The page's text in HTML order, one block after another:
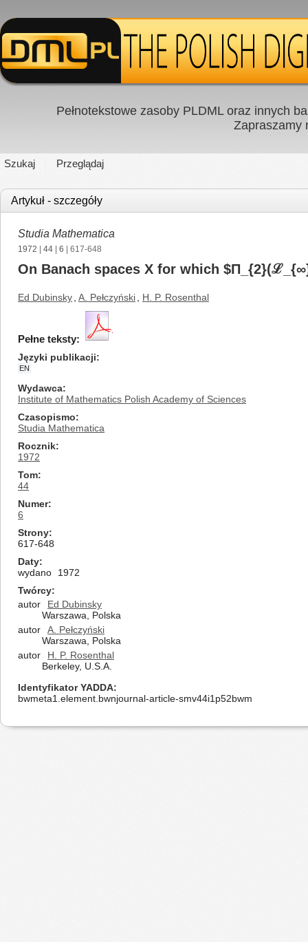
Pełnotekstowe zasoby PLDML oraz innych
Zapraszamy
Szukaj Przeglądaj
Artykuł - szczegóły
Studia Mathematica
1972 44 6 | 617-648
On Banach spaces X for which
Ed Dubinsky A. Pełczyński H. P. Rosenthal
Pełne teksty:
Języki publikacji
EN
Wydawca
Institute of Mathematics Polish Academy of Sciences
Czasopismo
Studia Mathematica
Rocznik
1972
Tom
44
Numer
6
Strony
617-648
Daty
wydano
1972
Twórcy
autor
Ed Dubinsky
Warszawa, Polska
autor
A. Pełczyński
Warszawa, Polska
autor
H. P. Rosenthal
Berkeley, U.S.A.
Identyfikator YADDA
bwmeta1.element.bwnjournal-article-smv44i1p52bwm